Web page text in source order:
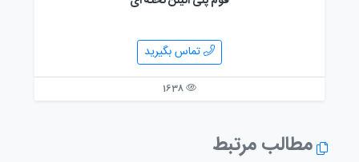
تماس بگیرید
مطالب مرتبط